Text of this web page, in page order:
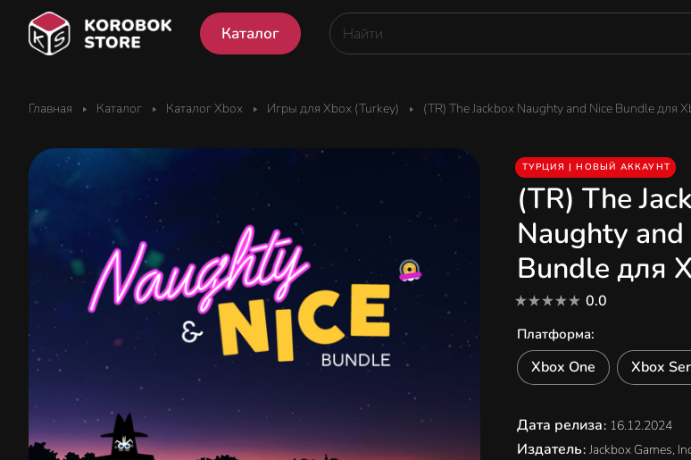
Каталог
Главная Каталог Каталог Xbox Игры для Xbox (Turkey) (TR) The Jackbox Naughty and Nice Bundle для
ТУРЦИЯ | НОВЫЙ АККАУНТ
(TR) The
Naughty and
Bundle для
0.0
Платформа:
Xbox One Xbox
Дата релиза: 16.12.2024
Издатель: Jackbox Games,